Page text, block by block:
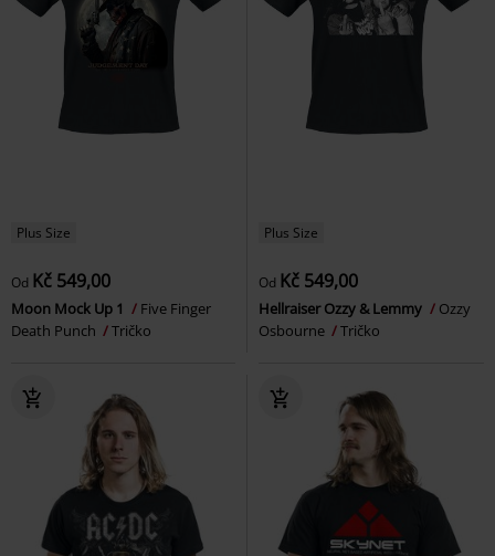
Plus Size
Od Kč 549,00
Moon Mock Up 1
Five Finger
Death Punch
Tričko
Plus Size
Od Kč 549,00
Hellraiser Ozzy & Lemmy
Ozzy
Osbourne
Tričko